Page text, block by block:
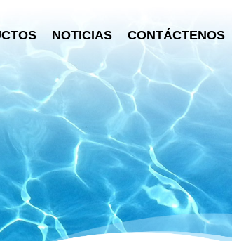
NOTICIAS CONTÁCTENOS